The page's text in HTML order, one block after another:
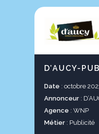
D’AUCY-
Date : octobre
Annonceur :
Agence : WNP
Métier : Publicité